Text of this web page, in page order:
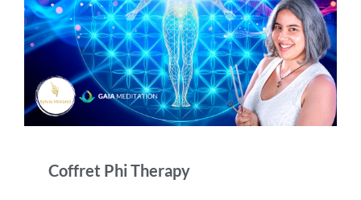
Coffret Phi Therapy